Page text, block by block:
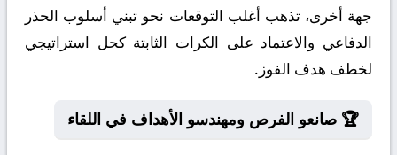
جهة أخرى، تذهب أغلب التوقعات نحو تبني أسلوب الحذر
الدفاعي والاعتماد على الكرات الثابتة كحل استراتيجي
لخطف هدف الفوز.
🏆 صانعو الفرص ومهندسو الأهداف في اللقاء